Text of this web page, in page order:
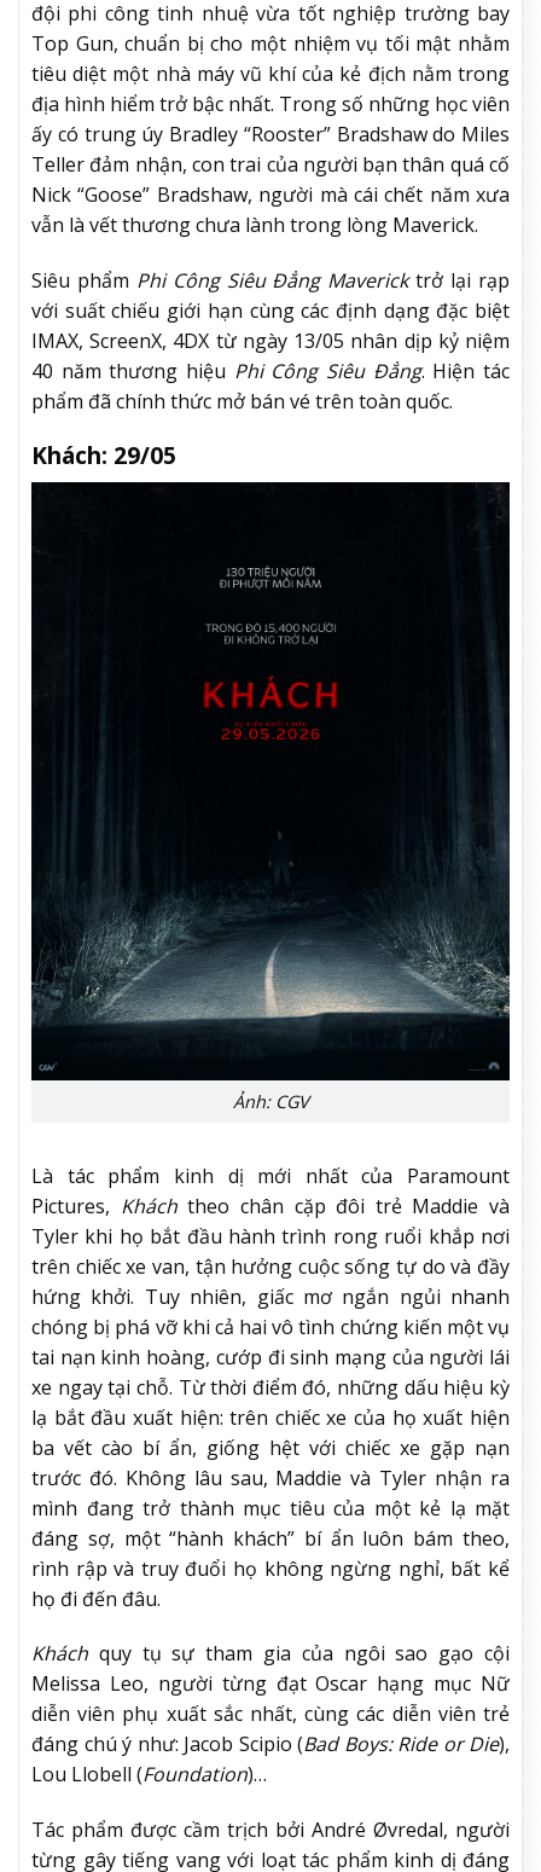
đội phi công tinh nhuệ vừa tốt nghiệp trường bay
Top Gun, chuẩn bị cho một nhiệm vụ tối mật nhằm
tiêu diệt một nhà máy vũ khí của kẻ địch nằm trong
địa hình hiểm trở bậc nhất. Trong số những học viên
ấy có trung úy Bradley “Rooster” Bradshaw do Miles
Teller đảm nhận, con trai của người bạn thân quá cố
Nick “Goose” Bradshaw, người mà cái chết năm xưa
vẫn là vết thương chưa lành trong lòng Maverick.
Siêu phẩm Phi Công Siêu Đẳng Mavericktrở lại rạp
với suất chiếu giới hạn cùng các định dạng đặc biệt
IMAX, ScreenX, 4DX từ ngày 13/05 nhân dịp kỷ niệm
40 năm thương hiệu Phi Công Siêu Đẳng. Hiện tác
phẩm đã chính thức mở bán vé trên toàn quốc.
Khách: 29/05
Ảnh: CGV
Là tác phẩm kinh dị mới nhất của Paramount
Pictures, Kháchtheo chân cặp đôi trẻ Maddie và
Tyler khi họ bắt đầu hành trình rong ruổi khắp nơi
trên chiếc xe van, tận hưởng cuộc sống tự do và đầy
hứng khởi. Tuy nhiên, giấc mơ ngắn ngủi nhanh
chóng bị phá vỡ khi cả hai vô tình chứng kiến một vụ
tai nạn kinh hoàng, cướp đi sinh mạng của người lái
xe ngay tại chỗ. Từ thời điểm đó, những dấu hiệu kỳ
lạ bắt đầu xuất hiện: trên chiếc xe của họ xuất hiện
ba vết cào bí ẩn, giống hệt với chiếc xe gặp nạn
trước đó. Không lâu sau, Maddie và Tyler nhận ra
mình đang trở thành mục tiêu của một kẻ lạ mặt
đáng sợ, một “hành khách” bí ẩn luôn bám theo,
rình rập và truy đuổi họ không ngừng nghỉ, bất kể
họ đi đến đâu.
Khách quy tụ sự tham gia của ngôi sao gạo cội
Melissa Leo, người từng đạt Oscar hạng mục Nữ
diễn viên phụ xuất sắc nhất, cùng các diễn viên trẻ
đáng chú ý như: Jacob Scipio (Bad Boys: Ride or Die),
Lou Llobell (Foundation)…
Tác phẩm được cầm trịch bởi André Øvredal, người
từng gây tiếng vang với loạt tác phẩm kinh dị đáng